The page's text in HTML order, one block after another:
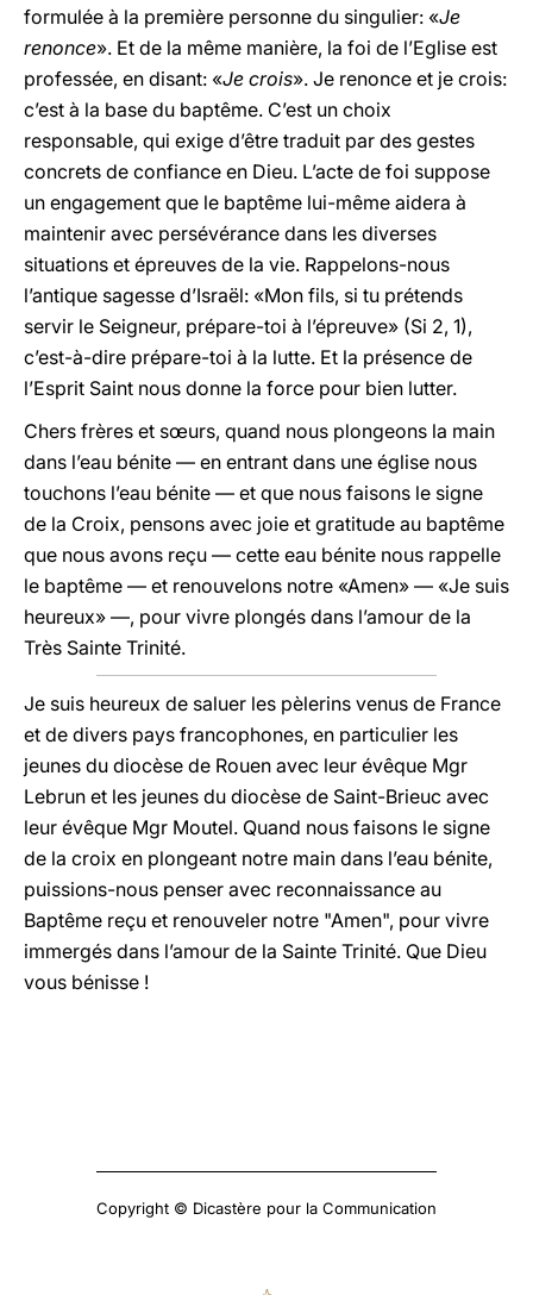
formulée à la première personne du singulier: «Je
renonce». Et de la même manière, la foi de l’Eglise est
professée, en disant: «Je crois». Je renonce et je crois:
c’est à la base du baptême. C’est un choix
responsable, qui exige d’être traduit par des gestes
concrets de confiance en Dieu. L’acte de foi suppose
un engagement que le baptême lui-même aidera à
maintenir avec persévérance dans les diverses
situations et épreuves de la vie. Rappelons-nous
l’antique sagesse d’Israël: «Mon fils, si tu prétends
servir le Seigneur, prépare-toi à l’épreuve» (Si 2, 1),
c’est-à-dire prépare-toi à la lutte. Et la présence de
l’Esprit Saint nous donne la force pour bien lutter.
Chers frères et sœurs, quand nous plongeons la main
dans l’eau bénite — en entrant dans une église nous
touchons l’eau bénite — et que nous faisons le signe
de la Croix, pensons avec joie et gratitude au baptême
que nous avons reçu — cette eau bénite nous rappelle
le baptême — et renouvelons notre «Amen» — «Je suis
heureux» —, pour vivre plongés dans l’amour de la
Très Sainte Trinité.
Je suis heureux de saluer les pèlerins venus de France
et de divers pays francophones, en particulier les
jeunes du diocèse de Rouen avec leur évêque Mgr
Lebrun et les jeunes du diocèse de Saint-Brieuc avec
leur évêque Mgr Moutel. Quand nous faisons le signe
de la croix en plongeant notre main dans l’eau bénite,
puissions-nous penser avec reconnaissance au
Baptême reçu et renouveler notre "Amen", pour vivre
immergés dans l’amour de la Sainte Trinité. Que Dieu
vous bénisse !
Copyright © Dicastère pour la Communication